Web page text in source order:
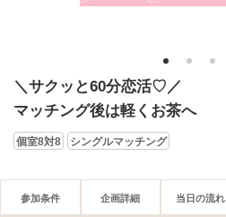
1 2 3
＼サクッと60分恋活♡／
マッチング後は軽くお茶へ
個室8対8 シングルマッチング
参加条件 企画詳細 当日の流れ